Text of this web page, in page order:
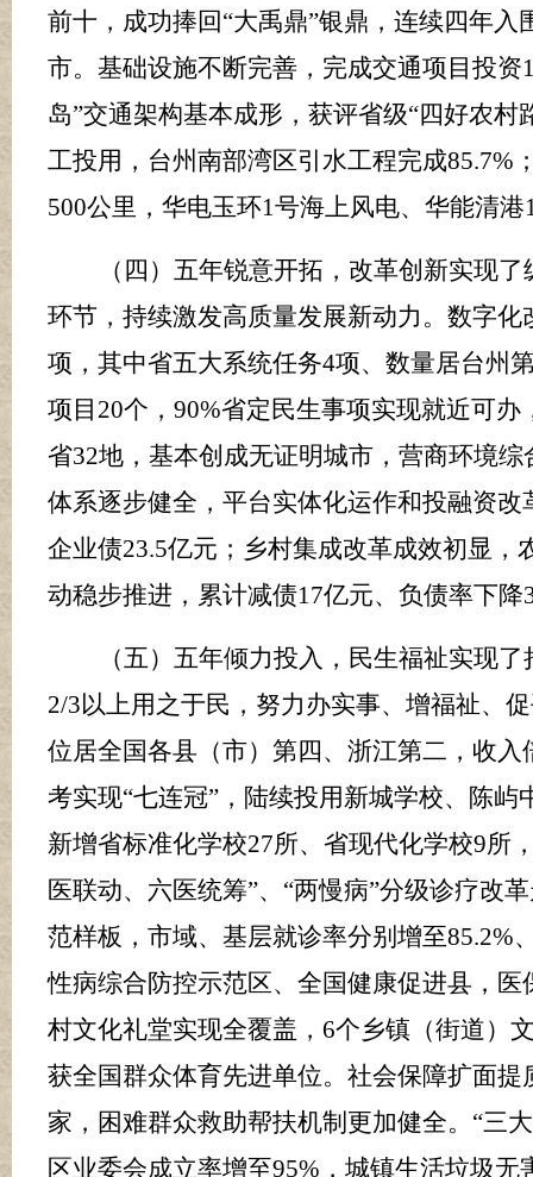
前十，成功捧回 “大禹鼎”银鼎，连续四年
市。基础设施不断完善，完成交通项目投资
岛”交通架构基本成形 ，获评省级“四好农村
工投用，台州南部湾区引水工程完成85.7%
500公里，华电玉环1号海上风电、华能清港
（四）五年锐意开拓，改革创新实现
环节，持续激发高质量发展新动力。数字化
项，其中省五大系统任务4项、数量居台州
项目 20个， 90%省定民生事项实现就近可办
省32地，基本创成无证明城市，营商环境
体系逐步健全，平台实体化运作和投融资
企业债23.5亿元；乡村集成改革成效初显，
动稳步推进，累计减债17亿元、负债率下降
（五）五年倾力投入，民生福祉实现
2/3以上用之于民，努力办实事、增福祉、
位居全国各县（市）第四、浙江第二，收入
考实现“七连冠”， 陆续投用新城学校、陈屿
新增省标准化学校27所、省现代化学校9所
医联动、六医统筹”、 “两慢病”分级诊疗改
范样板，市域、基层就诊率分别 增至85.2%
性病综合防控示范区、全国健康促进县，
村文化礼堂实现全覆盖， 6个乡镇（街道）
获全国群众体育先进单位。社会保障扩面
家，困难群众救助帮扶机制更加健全。 “三
区业委会成立率增至95% ，城镇生活垃圾无